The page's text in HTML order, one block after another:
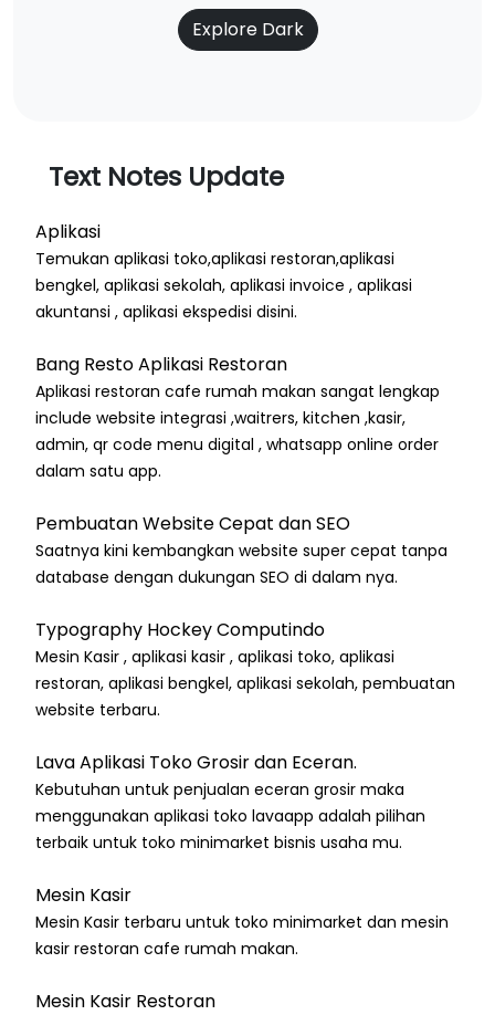
Explore Dark
Text Notes Update
Aplikasi
Temukan aplikasi toko,aplikasi restoran,aplikasi
bengkel, aplikasi sekolah, aplikasi invoice , aplikasi
akuntansi , aplikasi ekspedisi disini.
Bang Resto Aplikasi Restoran
Aplikasi restoran cafe rumah makan sangat lengkap
include website integrasi ,waitrers, kitchen ,kasir,
admin, qr code menu digital , whatsapp online order
dalam satu app.
Pembuatan Website Cepat dan SEO
Saatnya kini kembangkan website super cepat tanpa
database dengan dukungan SEO di dalam nya.
Typography Hockey Computindo
Mesin Kasir , aplikasi kasir , aplikasi toko, aplikasi
restoran, aplikasi bengkel, aplikasi sekolah, pembuatan
website terbaru.
Lava Aplikasi Toko Grosir dan Eceran.
Kebutuhan untuk penjualan eceran grosir maka
menggunakan aplikasi toko lavaapp adalah pilihan
terbaik untuk toko minimarket bisnis usaha mu.
Mesin Kasir
Mesin Kasir terbaru untuk toko minimarket dan mesin
kasir restoran cafe rumah makan.
Mesin Kasir Restoran